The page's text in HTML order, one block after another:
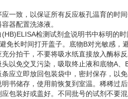
一致，以保证所有反应板孔温育的时间
器配置洗涤液。
检测试剂盒说明书中标明的时
免长时间打开盖子。底物B对光敏感，
分拍干，不要将吸水纸直接放入酶标反
以免交叉污染，吸取终止液和底物A、
应立即放回包装袋中，密封保存，以免
书储存，使用前恢复到室温。稀稀过后
包装好或盖好。不同批号的试剂不要混